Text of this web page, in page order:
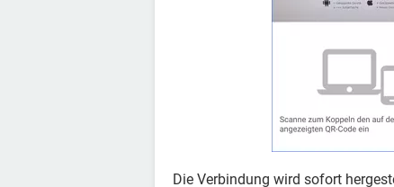
Die Verbindung wird sofort